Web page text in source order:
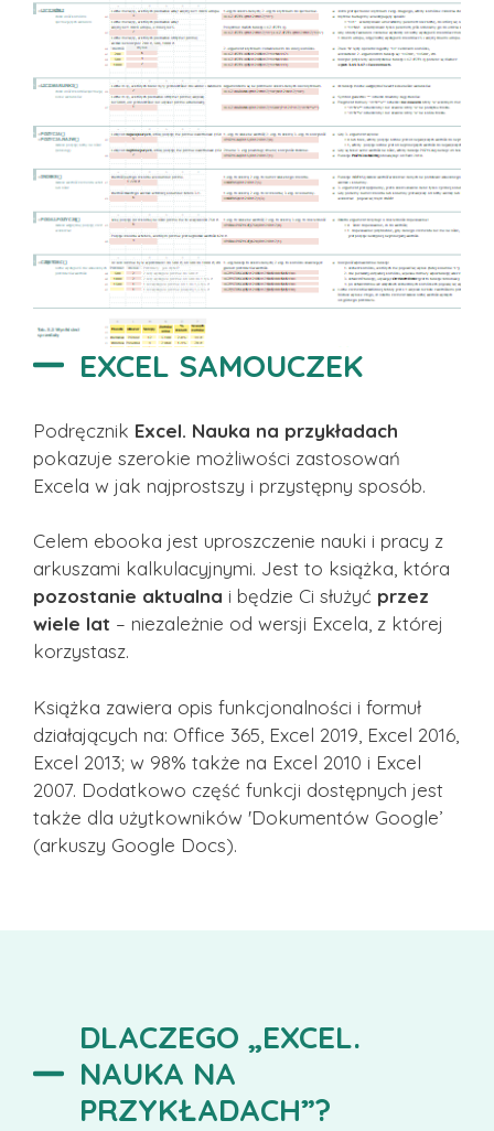
EXCEL SAMOUCZEK
Podręcznik Excel. Nauka na przykładach
pokazuje szerokie możliwości zastosowań
Excela w jak najprostszy i przystępny sposób.
Celem ebooka jest uproszczenie nauki i pracy z
arkuszami kalkulacyjnymi. Jest to książka, która
pozostanie aktualna i będzie Ci służyć przez
wiele lat – niezależnie od wersji Excela, z której
korzystasz.
Książka zawiera opis funkcjonalności i formuł
działających na: Office 365, Excel 2019, Excel 2016,
Excel 2013; w 98% także na Excel 2010 i Excel
2007. Dodatkowo część funkcji dostępnych jest
także dla użytkowników 'Dokumentów Google’
(arkuszy Google Docs).
DLACZEGO „EXCEL.
NAUKA NA
PRZYKŁADACH”?